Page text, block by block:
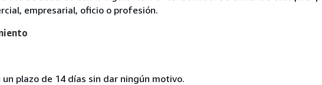
empresarial, oficio o profesión.
plazo de 14 días sin dar ningún motivo.